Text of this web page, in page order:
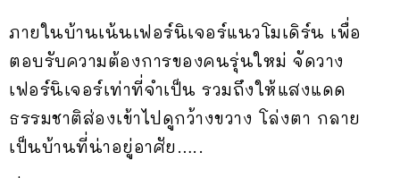
ภายในบ้านเน้นเฟอร์นิเจอร์แนวโมเดิร์น เพื่อ
ตอบรับความต้องการของคนรุ่นใหม่ จัดวาง
เฟอร์นิเจอร์เท่าที่จำเป็น รวมถึงให้แสงแดด
ธรรมชาติส่องเข้าไปดูกว้างขวาง โล่งตา กลาย
เป็นบ้านที่น่าอยู่อาศัย…..